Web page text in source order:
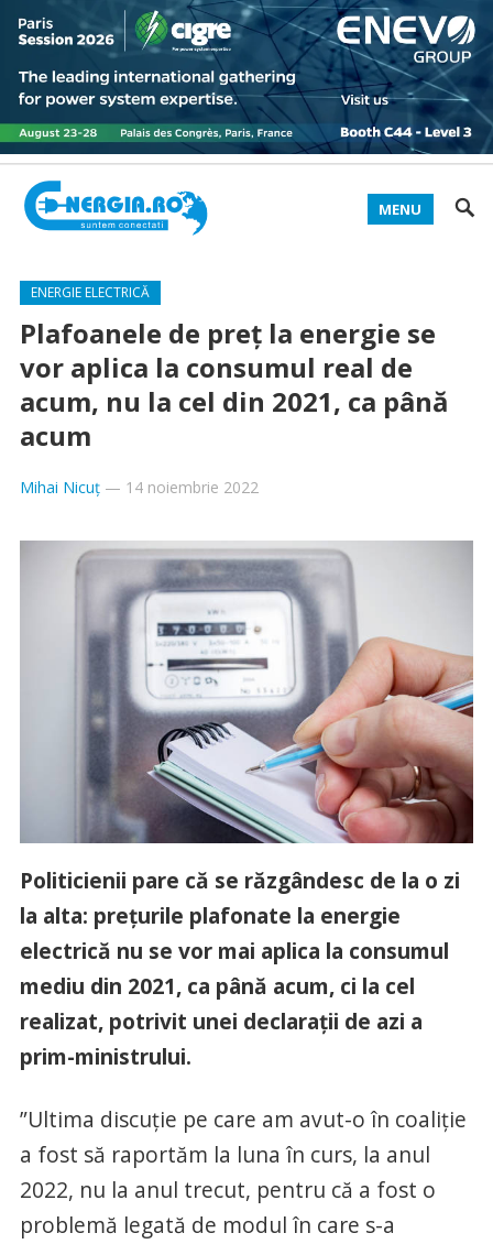
MENU
ENERGIE ELECTRICĂ
Plafoanele de preț la energie se
vor aplica la consumul real de
acum, nu la cel din 2021, ca până
acum
Mihai Nicuț— 14 noiembrie 2022
Politicienii pare că se răzgândesc de la o zi
la alta: prețurile plafonate la energie
electrică nu se vor mai aplica la consumul
mediu din 2021, ca până acum, ci la cel
realizat, potrivit unei declarații de azi a
prim-ministrului.
”Ultima discuţie pe care am avut-o în coaliţie
a fost să raportăm la luna în curs, la anul
2022, nu la anul trecut, pentru că a fost o
problemă legată de modul în care s-a